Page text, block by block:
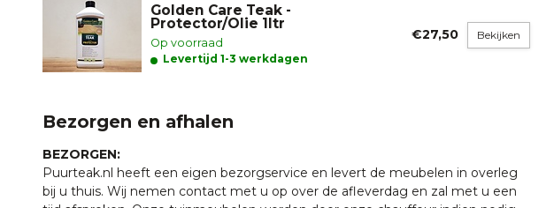
Golden Care Teak -
Protector/Olie 1ltr
Op voorraad
Levertijd 1-3 werkdagen
€27,50 Bekijken
Bezorgen en afhalen
BEZORGEN:
Puurteak.nl heeft een eigen bezorgservice en levert de meubelen in overleg
bij u thuis. Wij nemen contact met u op over de afleverdag en zal met u een